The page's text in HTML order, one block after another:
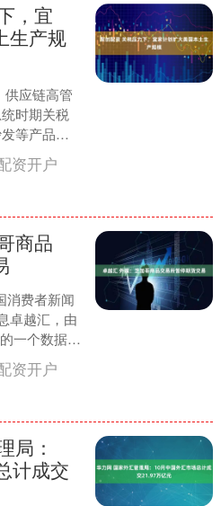
，宜
生产规
供应链高管
时期关税
等产品的
宜家计划
资开户
商品
消费者新闻
卓越汇，由
一个数据中
五(11月
资开户
局：
计成交